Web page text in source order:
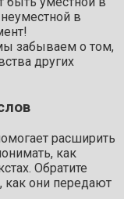
в
забываем о том,
других
расширить
как
Обратите
как они передают